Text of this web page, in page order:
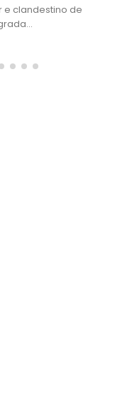
e clandestino de